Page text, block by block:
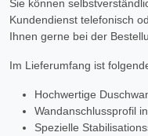
Sie können
Kundendienst telefonisch
Ihnen gerne bei der
Im Lieferumfang ist
Hochwertige
Wandanschlussprofil
Spezielle